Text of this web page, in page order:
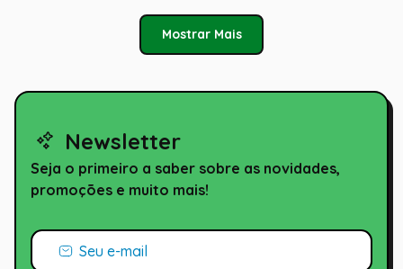
Mostrar Mais
Newsletter
Seja o primeiro a saber sobre as novidades,
promoções e muito mais!